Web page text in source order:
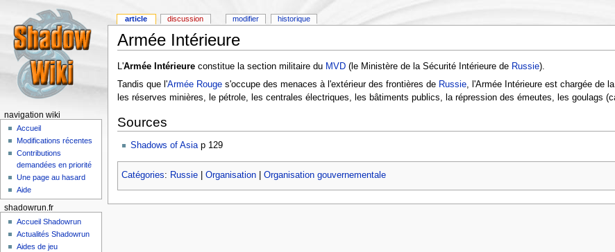
Armée Intérieure
L'Armée Intérieureconstitue la section militaire du MVD(le Ministère de la Sécurité Intérieure de Russie).
Tandis que l'Armée Rouges'occupe des menaces à l'extérieur des frontières de Russie, l'Armée Intérieure est chargée de
les réserves minières, le pétrole, les centrales électriques, les bâtiments publics, la répression des émeutes, les goulags
Sources
Shadows of Asiap 129
Catégories: Russie| Organisation| Organisation gouvernementale
article discussion modifier historique
navigation wiki
Accueil
Modifications récentes
Contributions
demandées en priorité
Une page au hasard
Aide
shadowrun.fr
Accueil Shadowrun
Actualités Shadowrun
Aides de jeu